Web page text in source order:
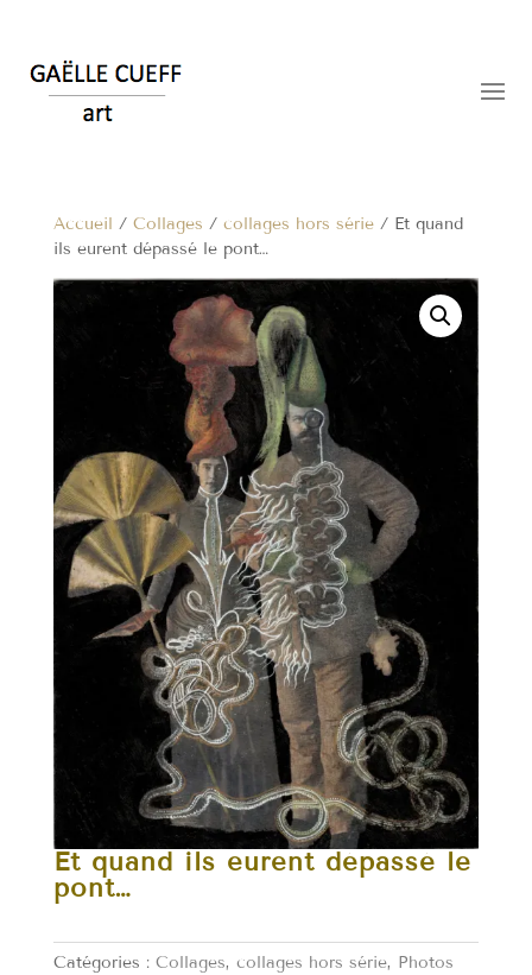
Accueil / Collages / collages hors série/ Et quand
ils eurent dépassé le pont…
Et quand ils eurent dépassé le
pont…
Catégories : Collages, collages hors série, Photos